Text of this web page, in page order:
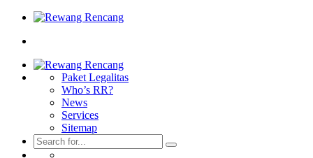
Paket Legalitas
Who’s RR?
News
Services
Sitemap